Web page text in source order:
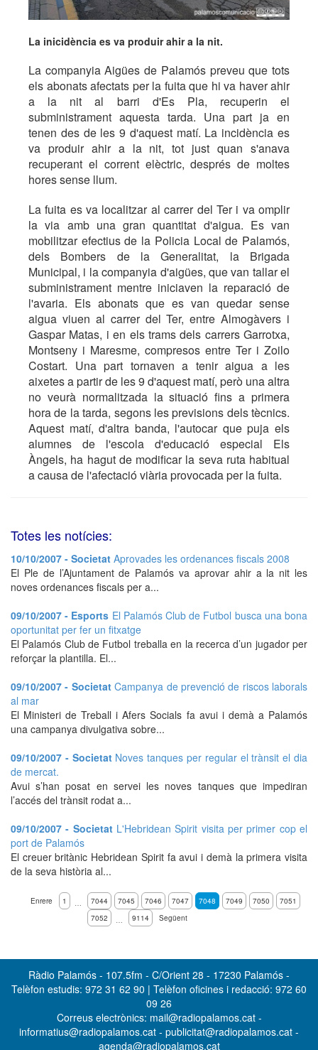
La inicidència es va produir ahir a la nit.
La companyia Aigües de Palamós preveu que tots
els abonats afectats per la fuita que hi va haver ahir
a la nit al barri d'Es Pla, recuperin el
subministrament aquesta tarda. Una part ja en
tenen des de les 9 d'aquest matí. La incidència es
va produir ahir a la nit, tot just quan s'anava
recuperant el corrent elèctric, després de moltes
hores sense llum.
La fuita es va localitzar al carrer del Ter i va omplir
la via amb una gran quantitat d'aigua. Es van
mobilitzar efectius de la Policia Local de Palamós,
dels Bombers de la Generalitat, la Brigada
Municipal, i la companyia d'aigües, que van tallar el
subministrament mentre iniciaven la reparació de
l'avaria. Els abonats que es van quedar sense
aigua viuen al carrer del Ter, entre Almogàvers i
Gaspar Matas, i en els trams dels carrers Garrotxa,
Montseny i Maresme, compresos entre Ter i Zoilo
Costart. Una part tornaven a tenir aigua a les
aixetes a partir de les 9 d'aquest matí, però una altra
no veurà normalitzada la situació fins a primera
hora de la tarda, segons les previsions dels tècnics.
Aquest matí, d'altra banda, l'autocar que puja els
alumnes de l'escola d'educació especial Els
Àngels, ha hagut de modificar la seva ruta habitual
a causa de l'afectació viària provocada per la fuita.
Totes les notícies:
10/10/2007 - Societat Aprovades les ordenances fiscals 2008
El Ple de l’Ajuntament de Palamós va aprovar ahir a la nit les
noves ordenances fiscals per a...
09/10/2007 - Esports El Palamós Club de Futbol busca una bona
oportunitat per fer un fitxatge
El Palamós Club de Futbol treballa en la recerca d’un jugador per
reforçar la plantilla. El...
09/10/2007 - SocietatCampanya de prevenció de riscos laborals
al mar
El Ministeri de Treball i Afers Socials fa avui i demà a Palamós
una campanya divulgativa sobre...
09/10/2007 - Societat Noves tanques per regular el trànsit el dia
de mercat.
Avui s’han posat en servei les noves tanques que impediran
l’accés del trànsit rodat a...
09/10/2007 - Societat L'Hebridean Spirit visita per primer cop el
port de Palamós
El creuer britànic Hebridean Spirit fa avui i demà la primera visita
de la seva història al...
Enrere 1 … 7044 7045 7046 7047 7048 7049 7050
7051
7052
… 9114 Següent
Ràdio Palamós - 107.5fm - C/Orient 28 - 17230 Palamós -
Telèfon estudis: 972 31 62 90 | Telèfon oficines i redacció: 972 60
09 26
Correus electrònics: mail@radiopalamos.cat -
informatius@radiopalamos.cat - publicitat@radiopalamos.cat -
agenda@radiopalamos.cat